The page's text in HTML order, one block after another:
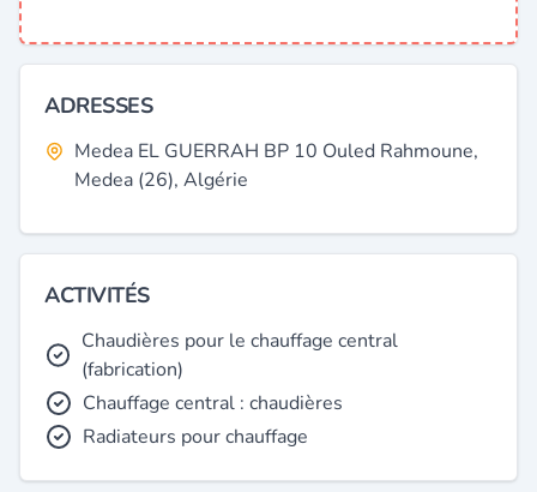
ADRESSES
Medea EL GUERRAH BP 10 Ouled Rahmoune,
Medea (26), Algérie
ACTIVITÉS
Chaudières pour le chauffage central
(fabrication)
Chauffage central : chaudières
Radiateurs pour chauffage